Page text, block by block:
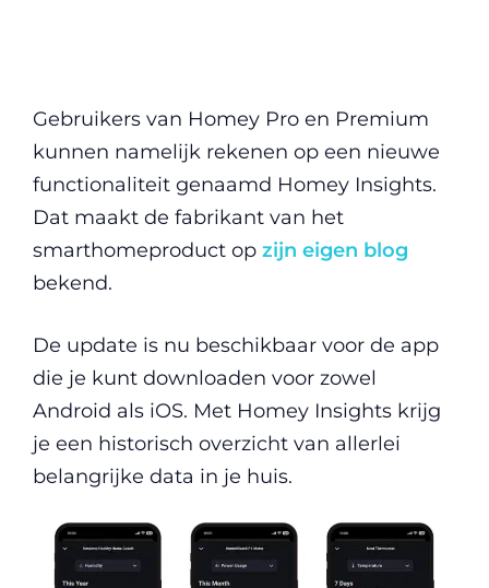
Gebruikers van Homey Pro en Premium
kunnen namelijk rekenen op een nieuwe
functionaliteit genaamd Homey Insights.
Dat maakt de fabrikant van het
smarthomeproduct op zijn eigen blog
bekend.
De update is nu beschikbaar voor de app
die je kunt downloaden voor zowel
Android als iOS. Met Homey Insights krijg
je een historisch overzicht van allerlei
belangrijke data in je huis.